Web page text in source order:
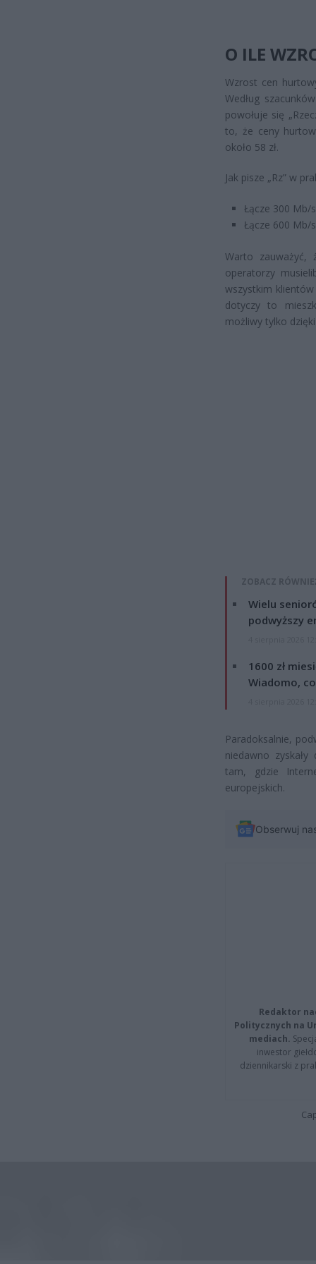
O ILE
Wzrost cen
Według
powołuje się
to, że ceny
około 58 zł.
Jak pisze „Rz” w
Łącze 300 Mb/
Łącze 600 Mb/
Warto zauważyć,
operatorzy
wszystkim
dotyczy to
możliwy tylko
ZOBACZ
Wielu
podwyższy
1600 zł
Wiadomo,
Paradoksalnie,
niedawno
tam, gdzie
europejskich.
Obserwuj
Redaktor
Politycznych na
mediach.
inwestor
dziennikarski z